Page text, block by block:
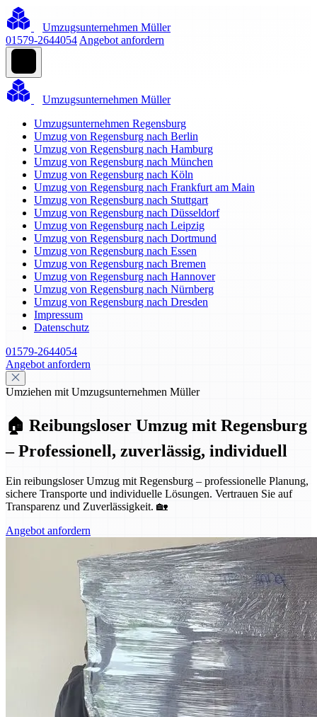
Umzugsunternehmen Müller
01579-2644054 Angebot anfordern
Umzugsunternehmen Müller
Umzugsunternehmen Regensburg
Umzug von Regensburg nach Berlin
Umzug von Regensburg nach Hamburg
Umzug von Regensburg nach München
Umzug von Regensburg nach Köln
Umzug von Regensburg nach Frankfurt am Main
Umzug von Regensburg nach Stuttgart
Umzug von Regensburg nach Düsseldorf
Umzug von Regensburg nach Leipzig
Umzug von Regensburg nach Dortmund
Umzug von Regensburg nach Essen
Umzug von Regensburg nach Bremen
Umzug von Regensburg nach Hannover
Umzug von Regensburg nach Nürnberg
Umzug von Regensburg nach Dresden
Impressum
Datenschutz
01579-2644054
Angebot anfordern
Umziehen mit Umzugsunternehmen Müller
🏠 Reibungsloser Umzug mit Regensburg
– Professionell, zuverlässig, individuell
Ein reibungsloser Umzug mit Regensburg – professionelle Planung,
sichere Transporte und individuelle Lösungen. Vertrauen Sie auf
Transparenz und Zuverlässigkeit. 🏡
Angebot anfordern